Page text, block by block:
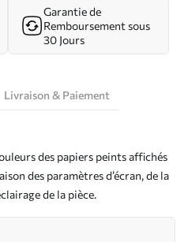
Garantie de
Remboursement sous
30 Jours
Livraison & Paiement
des papiers peints affichés
des paramètres d’écran, de la
de la pièce.